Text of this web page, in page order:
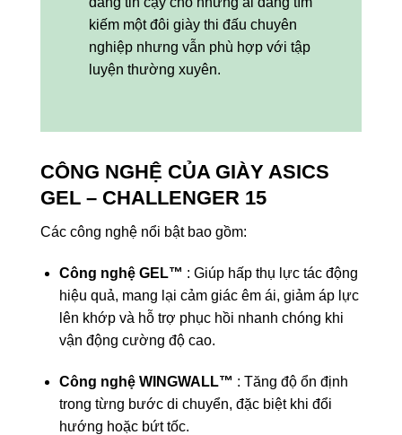
kiếm một đôi giày thi đấu chuyên
nghiệp nhưng vẫn phù hợp với tập
luyện thường xuyên.
CÔNG NGHỆ CỦA GIÀY ASICS
GEL – CHALLENGER 15
Các công nghệ nổi bật bao gồm:
Công nghệ GEL™ : Giúp hấp thụ lực tác động
hiệu quả, mang lại cảm giác êm ái, giảm áp lực
lên khớp và hỗ trợ phục hồi nhanh chóng khi
vận động cường độ cao.
Công nghệ WINGWALL™ : Tăng độ ổn định
trong từng bước di chuyển, đặc biệt khi đổi
hướng hoặc bứt tốc.